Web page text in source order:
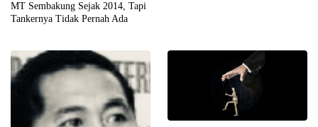
MT Sembakung Sejak 2014, Tapi
Tankernya Tidak Pernah Ada